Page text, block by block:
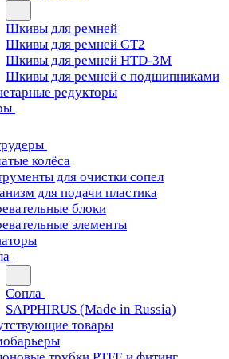
Шкивы для ремней
Шкивы для ремней GT2
Шкивы для ремней HTD-3M
Шкивы для ремней с подшипниками
редукторы
колёса
для очистки сопел
для подачи пластика
блоки
элементы
Сопла
SAPPHIRUS (Made in Russia)
товары